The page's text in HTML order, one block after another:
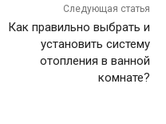
Следующая статья
Как правильно выбрать и
установить систему
отопления в ванной
комнате?